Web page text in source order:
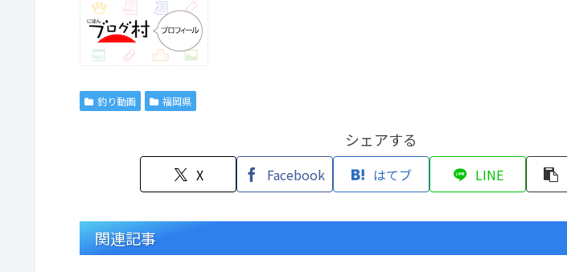
釣り動画 福岡県
シェアする
X Facebook はてブ LINE
関連記事